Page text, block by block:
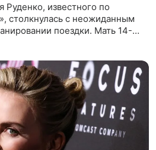
Руденко, известного по
столкнулась с неожиданным
поездки. Мать 14-